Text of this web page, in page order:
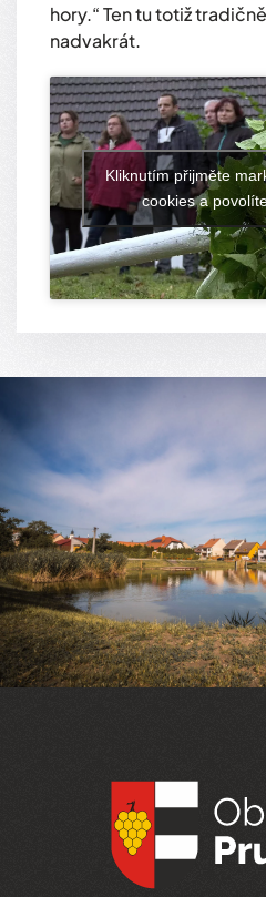
hory.“ Ten tu totiž
nadvakrát.
Kliknutím přijměte
cookies a